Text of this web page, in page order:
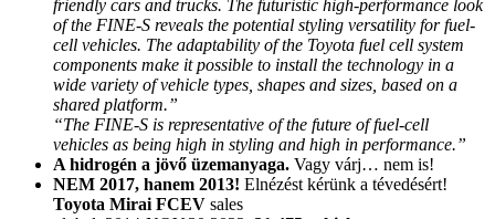
friendly cars and trucks. The futuristic high-performance look
of the FINE-S reveals the potential styling versatility for fuel-
cell vehicles. The adaptability of the Toyota fuel cell system
components make it possible to install the technology in a
wide variety of vehicle types, shapes and sizes, based on a
shared platform.”
“The FINE-S is representative of the future of fuel-cell
vehicles as being high in styling and high in performance.”
A hidrogén a jövő üzemanyaga. Vagy várj… nem is!
NEM 2017, hanem 2013! Elnézést kérünk a tévedésért!
Toyota Mirai FCEV sales